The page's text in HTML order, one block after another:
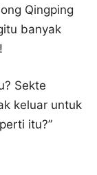
Qingping
banyak
Sekte
keluar untuk
itu?”